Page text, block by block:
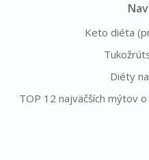
Keto diéta
Diéty
TOP 12 najväčších mýtov